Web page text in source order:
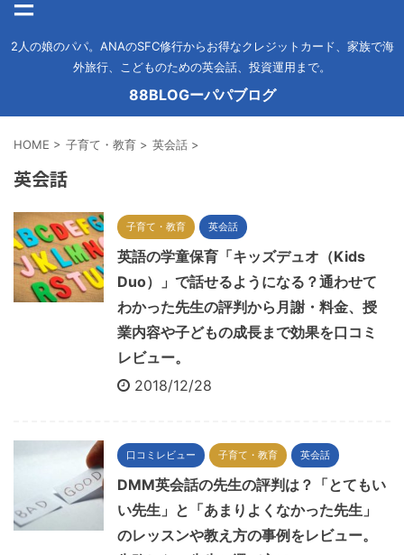
2人の娘のパパ。ANAのSFC修行からお得なクレジットカード、家族で海
外旅行、こどものための英会話、投資運用まで。
88BLOGーパパブログ
HOME > 子育て・教育 > 英会話 >
英会話
子育て・教育 英会話
英語の学童保育「キッズデュオ（Kids
Duo）」で話せるようになる？通わせて
わかった先生の評判から月謝・料金、授
業内容や子どもの成長まで効果を口コミ
レビュー。
2018/12/28
口コミレビュー 子育て・教育 英会話
DMM英会話の先生の評判は？「とてもい
い先生」と「あまりよくなかった先生」
のレッスンや教え方の事例をレビュー。